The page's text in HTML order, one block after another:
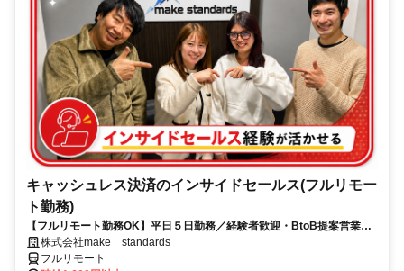
キャッシュレス決済のインサイドセールス(フルリモー
ト勤務)
【フルリモート勤務OK】平日５日勤務／経験者歓迎・BtoB提案営業で
スキルアップ
株式会社make standards
フルリモート